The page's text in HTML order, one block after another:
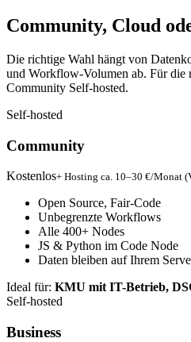
Community, Cloud
Die richtige Wahl hängt von
und Workflow-Volumen ab. Für
Community Self-hosted.
Self-hosted
Community
Kostenlos+ Hosting ca. 10–30 €/Monat
Open Source, Fair-Code
Unbegrenzte Workflows
Alle 400+ Nodes
JS & Python im Code Node
Daten bleiben auf Ihrem
Ideal für: KMU mit IT-Betrieb,
Self-hosted
Business